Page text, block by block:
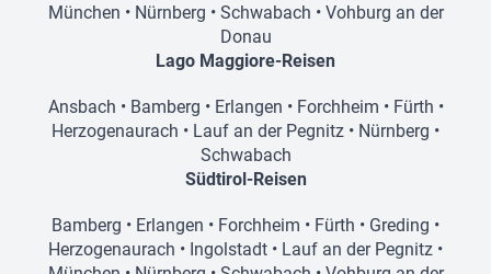
München • Nürnberg • Schwabach • Vohburg an der
Donau
Lago Maggiore-Reisen
Ansbach • Bamberg • Erlangen • Forchheim • Fürth •
Herzogenaurach • Lauf an der Pegnitz • Nürnberg •
Schwabach
Südtirol-Reisen
Bamberg • Erlangen • Forchheim • Fürth • Greding •
Herzogenaurach • Ingolstadt • Lauf an der Pegnitz •